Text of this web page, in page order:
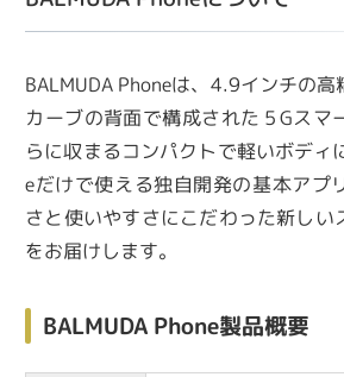
BALMUDA Phoneは、4.9インチの
カーブの背面で構成された５Gスマ
らに収まるコンパクトで軽いボディ
eだけで使える独自開発の基本アプ
さと使いやすさにこだわった新しい
をお届けします。
BALMUDA Phone製品概要